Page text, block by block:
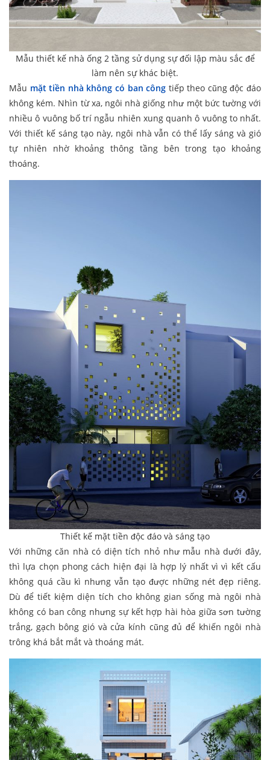
Mẫu thiết kế nhà ống 2 tầng sử dụng sự đối lập màu sắc để
làm nên sự khác biệt.
Mẫu mặt tiền nhà không có ban công tiếp theo cũng độc đáo
không kém. Nhìn từ xa, ngôi nhà giống như một bức tường với
nhiều ô vuông bố trí ngẫu nhiên xung quanh ô vuông to nhất.
Với thiết kế sáng tạo này, ngôi nhà vẫn có thể lấy sáng và gió
tự nhiên nhờ khoảng thông tầng bên trong tạo khoảng
thoáng.
Thiết kế mặt tiền độc đáo và sáng tạo
Với những căn nhà có diện tích nhỏ như mẫu nhà dưới đây,
thì lựa chọn phong cách hiện đại là hợp lý nhất vì vì kết cấu
không quá cầu kì nhưng vẫn tạo được những nét đẹp riêng.
Dù để tiết kiệm diện tích cho không gian sống mà ngôi nhà
không có ban công nhưng sự kết hợp hài hòa giữa sơn tường
trắng, gạch bông gió và cửa kính cũng đủ để khiến ngôi nhà
trông khá bắt mắt và thoáng mát.